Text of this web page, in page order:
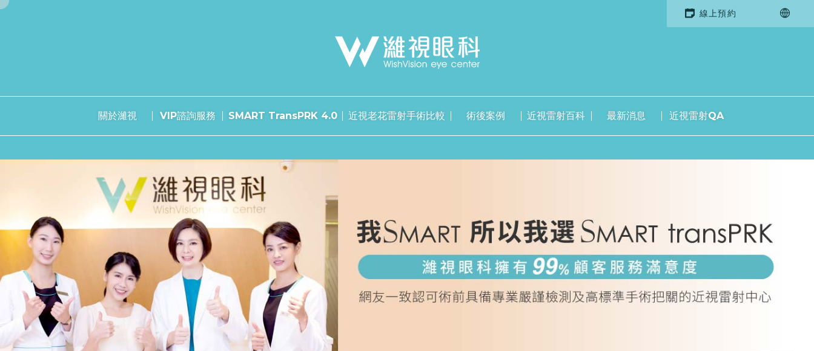
線上預約
關於濰視 VIP諮詢服務 SMART TransPRK 4.0 近視老花雷射手術比較 術後案例 近視雷射百科 最新消息 近視雷射QA